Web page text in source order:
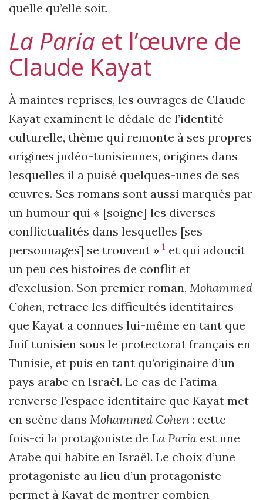
quelle qu’elle soit.
La Paria et l’œuvre de
Claude Kayat
À maintes reprises, les ouvrages de Claude
Kayat examinent le dédale de l’identité
culturelle, thème qui remonte à ses propres
origines judéo-tunisiennes, origines dans
lesquelles il a puisé quelques-unes de ses
œuvres. Ses romans sont aussi marqués par
un humour qui « [soigne] les diverses
conflictualités dans lesquelles [ses
personnages] se trouvent » 1 et qui adoucit
un peu ces histoires de conflit et
d’exclusion. Son premier roman, Mohammed
Cohen, retrace les difficultés identitaires
que Kayat a connues lui-même en tant que
Juif tunisien sous le protectorat français en
Tunisie, et puis en tant qu’originaire d’un
pays arabe en Israël. Le cas de Fatima
renverse l’espace identitaire que Kayat met
en scène dans Mohammed Cohen : cette
fois-ci la protagoniste de La Paria est une
Arabe qui habite en Israël. Le choix d’une
protagoniste au lieu d’un protagoniste
permet à Kayat de montrer combien